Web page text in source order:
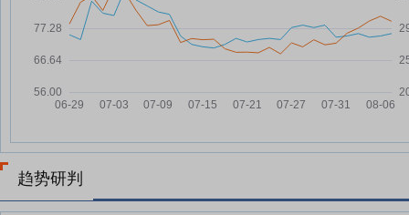
航发科技：融资净买入238.4万
元，融资余额2.85亿元
07-24
航发科技7月23日快速上涨
07-23
元，融资余额2.84亿元
07-23
元，融资余额2.88亿元
07-22
趋势研判